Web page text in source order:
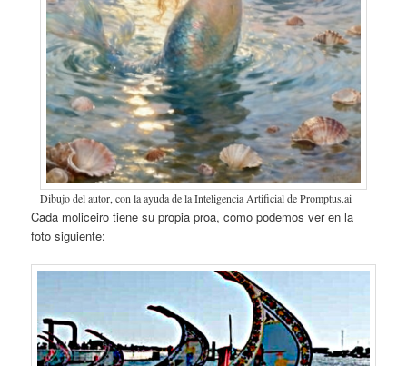
Dibujo del autor, con la ayuda de la Inteligencia Artificial de Promptus.ai
Cada moliceiro tiene su propia proa, como podemos ver en la
foto siguiente: